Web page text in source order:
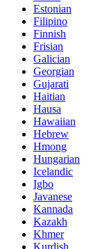
Estonian
Filipino
Finnish
Frisian
Galician
Georgian
Gujarati
Haitian
Hausa
Hawaiian
Hebrew
Hmong
Hungarian
Icelandic
Igbo
Javanese
Kannada
Kazakh
Khmer